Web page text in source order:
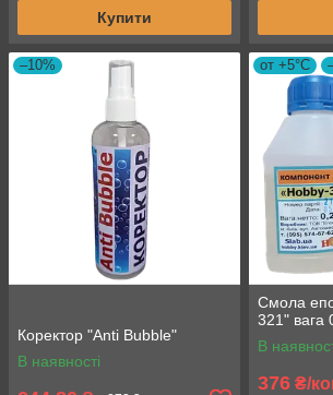
Купити
–10%
Коректор "Anti Bubble"
В наявності
от +5°C
Смола
321" вага
В
376 ₴/